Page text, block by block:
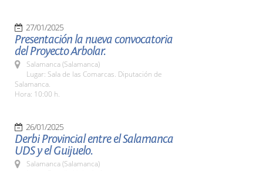
27/01/2025
Presentación la nueva convocatoria
del Proyecto Arbolar.
Salamanca (Salamanca)
Lugar: Sala de las Comarcas. Diputación de
Salamanca.
Hora: 10:00 h.
26/01/2025
Derbi Provincial entre el Salamanca
UDS y el Guijuelo.
Salamanca (Salamanca)